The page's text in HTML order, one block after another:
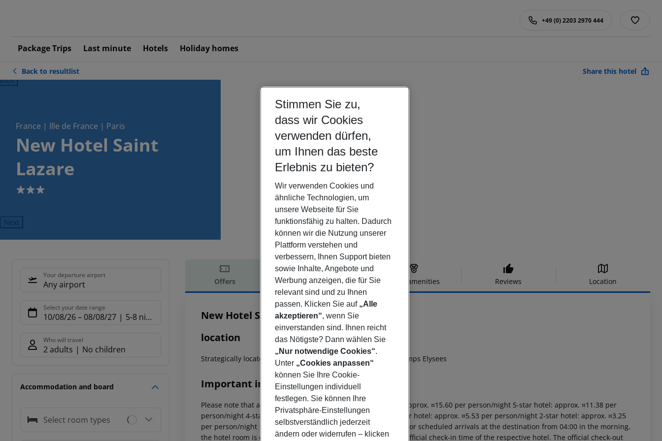
Package Trips Last minute Hotels Holiday homes
+49 (0) 2203 2970 444
Back to resultlist Share this hotel
France | Ille de France | Paris
New Hotel Saint
Lazare
3
Next
Your departure airport
Any airport
Select your date range
10/08/26– 08/08/27 5-8 nights
Who will travel
2 adults No children
Accommodation and board
Select room types
Offers Offer description Hotel amenities Reviews Location
Offer description
New Hotel Saint Lazare
3
location
Strategically located between Montmartre, Les Halles and Champs Elysees
Important info
Please note that a tourist tax is payable on site. Luxury hotel: approx. ¤15.60 per person/night 5-star hotel: approx. ¤11.38 per
person/night 4-star hotel: approx. ¤8.45 per person/night 3-star hotel: approx. ¤5.53 per person/night 2-star hotel: approx. ¤3.25
per person/night 1-star hotel: approx. ¤2.60 per person/night For scheduled arrivals at the destination from 04:00 in the morning,
the hotel room is only available on the day of arrival from the official check-in time of the respective hotel. The official check-out
Stimmen Sie zu,
dass wir Cookies
verwenden dürfen,
um Ihnen das beste
Erlebnis zu bieten?
Wir verwenden Cookies und
ähnliche Technologien, um
unsere Webseite für Sie
funktionsfähig zu halten. Dadurch
können wir die Nutzung unserer
Plattform verstehen und
verbessern, Ihnen Support bieten
sowie Inhalte, Angebote und
Werbung anzeigen, die für Sie
relevant sind und zu Ihnen
passen. Klicken Sie auf „Alle
akzeptieren“, wenn Sie
einverstanden sind. Ihnen reicht
das Nötigste? Dann wählen Sie
„Nur notwendige Cookies“.
Unter „Cookies anpassen“
können Sie Ihre Cookie-
Einstellungen individuell
festlegen. Sie können Ihre
Privatsphäre-Einstellungen
selbstverständlich jederzeit
ändern oder widerrufen – klicken